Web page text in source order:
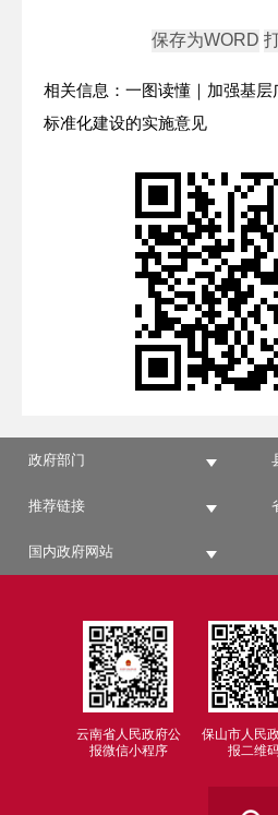
相关信息：一图读懂｜加强基
标准化建设的实施意见
政府部门
推荐链接
国内政府网站
云南省人民政府公
报微信小程序
保山市人民
报二维